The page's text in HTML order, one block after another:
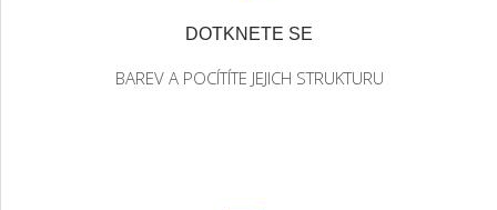
DOTKNETE SE
BAREV A POCÍTÍTE JEJICH STRUKTURU